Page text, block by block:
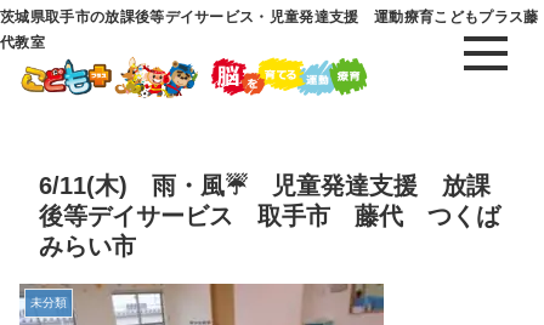
茨城県取手市の放課後等デイサービス・児童発達支援 運動療育こどもプラス藤
代教室
6/11(木) 雨・風☔ 児童発達支援 放課
後等デイサービス 取手市 藤代 つくば
みらい市
未分類